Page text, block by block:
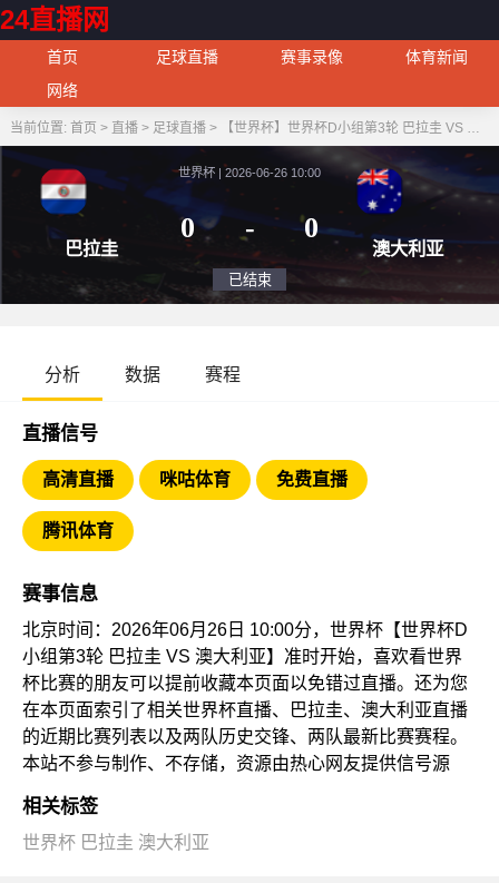
24直播网
首页 足球直播 赛事录像
体育新闻
网络
当前位置: 首页 > 直播> 足球直播> 【世界杯】世界杯D小组第3轮 巴拉圭 VS 澳大利亚
巴拉圭
世界杯 | 2026-06-26 10:00
0
澳
分析 数据 赛程
直播信号
高清直播 咪咕体育 免费直播
腾讯体育
赛事信息
北京时间：2026年06月26日 10:00分，世界杯【世界杯D
小组第3轮 巴拉圭 VS 澳大利亚】准时开始，喜欢看世界
杯比赛的朋友可以提前收藏本页面以免错过直播。还为您
在本页面索引了相关世界杯直播、巴拉圭、澳大利亚直播
的近期比赛列表以及两队历史交锋、两队最新比赛赛程。
本站不参与制作、不存储，资源由热心网友提供信号源
相关标签
世界杯 巴拉圭 澳大利亚